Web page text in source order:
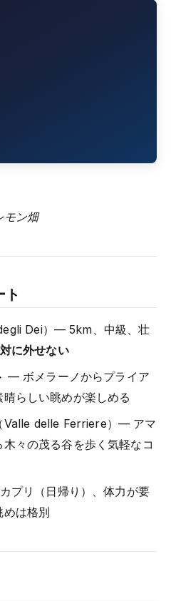
モン畑
Dei）— 5km、中級、壮
に外せない
— ボメラーノからプライア
らしい眺めが楽しめる
（Valle delle Ferriere）— アマ
々の茂る谷を歩く気軽なコ
プリ（日帰り）、体力が要
めは格別